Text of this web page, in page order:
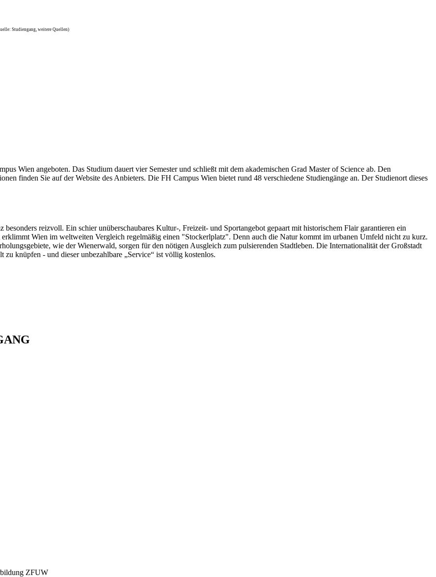
Studiengang, weitere Quellen)
Wien angeboten. Das Studium dauert vier Semester und schließt mit dem akademischen Grad Master of Science ab. Den
finden Sie auf der Website des Anbieters. Die FH Campus Wien bietet rund 48 verschiedene Studiengänge an. Der Studienort dieses
reizvoll. Ein schier unüberschaubares Kultur-, Freizeit- und Sportangebot gepaart mit historischem Flair garantieren ein
Wien im weltweiten Vergleich regelmäßig einen "Stockerlplatz". Denn auch die Natur kommt im urbanen Umfeld nicht zu kurz.
wie der Wienerwald, sorgen für den nötigen Ausgleich zum pulsierenden Stadtleben. Die Internationalität der Großstadt
knüpfen - und dieser unbezahlbare „Service“ ist völlig kostenlos.
ZFUW